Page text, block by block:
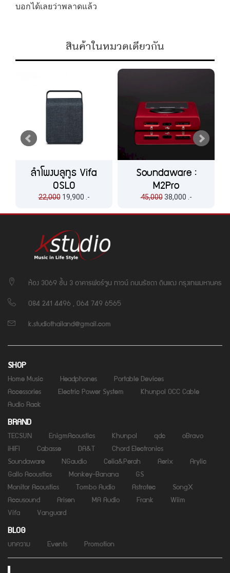
บอกได้เลยว่าพลาดแล้ว
สินค้าในหมวดเดียวกัน
ลำโพงบลูทูธ Vifa
OSLO
22,00019,900 .-
Soundaware :
M2Pro
45,00038,000 .-
ห้อง 3069 ชั้น 3 อาคารฟอร์จูน ทาวน์ ถนนรัชดา ดินแดง กรุงเทพมหานคร
084 241 4496 , 064 749 6565
k.studiothailand@gmail.com
SHOP
Home Music Headphones
Portable Devices
Accessories
Electric Power System
Khunpol OCC Cable
Audio Rack
BRAND
TECSUN EnigmAcoustics Khunpol qdc
oBravo
iHiFi
Cabasse DA&T
Chord Electronics
Soundaware
NGaudio Celia&Perah Aerix
Arylic
Gallo Acoustics
Monkey-Banana
GS
Monitor Acoustics
Tombo Audio Astrotec
SongX
Accusound
Arisen MA Audio Frank
Wiim
Vifa
Vanguard
BLOG
บทความ Events Promotion